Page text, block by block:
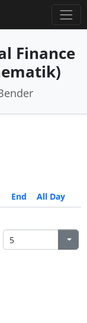
Finance
End All Day